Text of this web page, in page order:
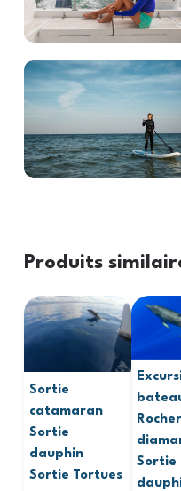
Produits
Sortie
catamaran
Sortie
dauphin
Sortie Tortues
Sortie